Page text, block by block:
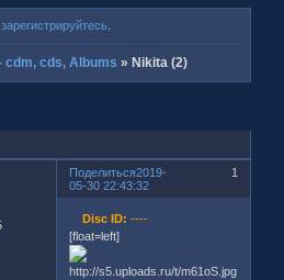
зарегистрируйтесь.
cdm, cds, Albums » Nikita (2)
Поделиться 1
2019-
05-30 22:43:32
Disc ID: ----
[float=left]